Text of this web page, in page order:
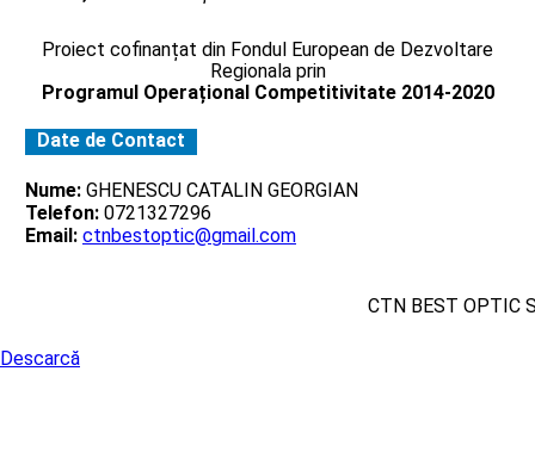
Proiect cofinanțat din Fondul European de Dezvoltare
Regionala prin
Programul Operațional Competitivitate 2014-2020
Date de Contact
Nume: GHENESCU CATALIN GEORGIAN
Telefon: 0721327296
Email: ctnbestoptic@gmail.com
CTN BEST OPTIC
Descarcă